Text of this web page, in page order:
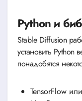
Python и
Stable Diffusion
установить
понадобятся
TensorFlow